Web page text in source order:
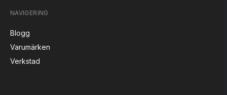
NAVIGERING
Blogg
Varumärken
Verkstad